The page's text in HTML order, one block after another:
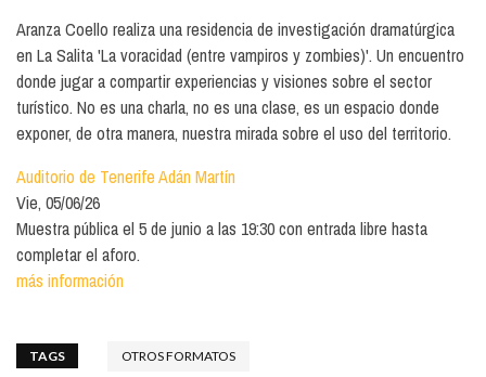
Aranza Coello realiza una residencia de investigación dramatúrgica
en La Salita 'La voracidad (entre vampiros y zombies)'. Un encuentro
donde jugar a compartir experiencias y visiones sobre el sector
turístico. No es una charla, no es una clase, es un espacio donde
exponer, de otra manera, nuestra mirada sobre el uso del territorio.
Auditorio de Tenerife Adán Martín
Vie, 05/06/26
Muestra pública el 5 de junio a las 19:30 con entrada libre hasta
completar el aforo.
más información
TAGS OTROS FORMATOS